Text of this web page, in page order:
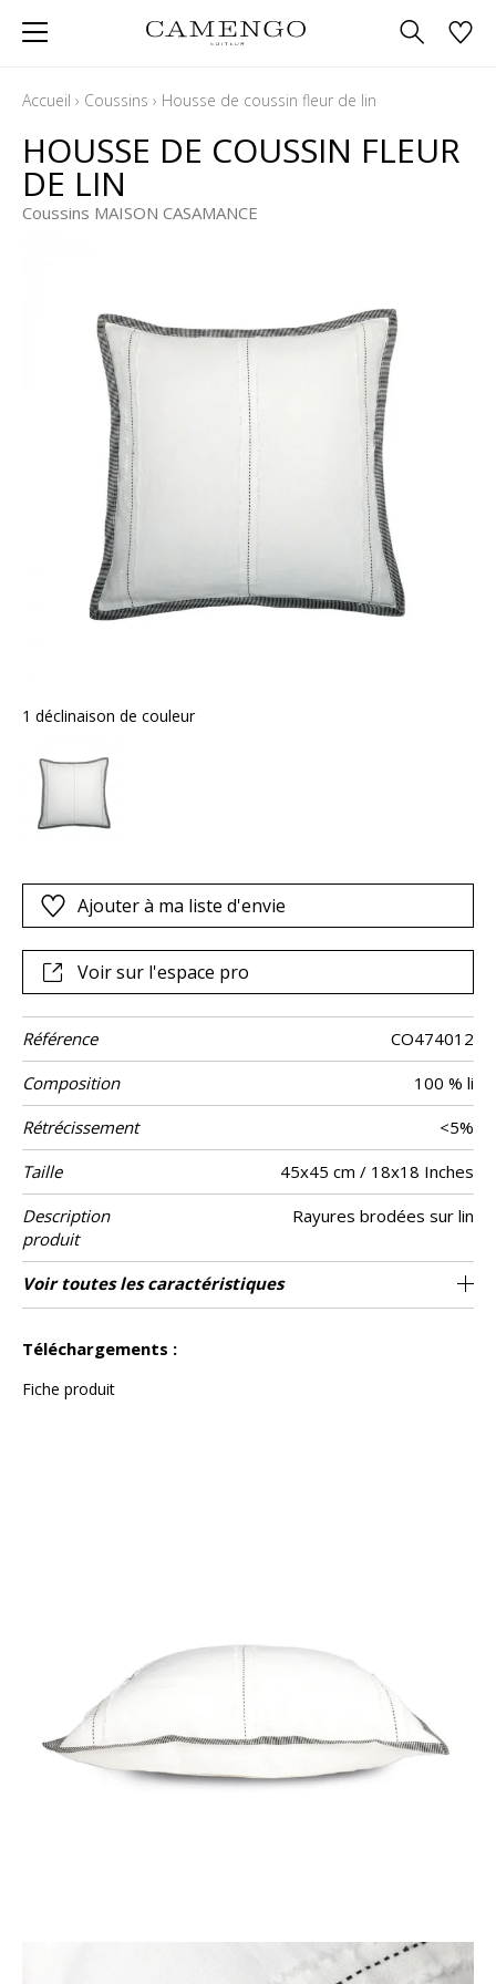
Accueil › Coussins › Housse de coussin fleur de lin
HOUSSE DE COUSSIN FLEUR
DE LIN
Coussins MAISON CASAMANCE
1 déclinaison de couleur
Ajouter à ma liste d'envie
Voir sur l'espace pro
Référence
CO474012
Composition
100 % li
Rétrécissement
<5%
Taille
45x45 cm / 18x18 Inches
Description
produit
Rayures brodées sur lin
Verso Lin naturel uni
Finition Galon
Fermeture Zippee invisible
Entretien
Pays d'origine Tunisie
Voir toutes les caractéristiques
Téléchargements :
Fiche produit